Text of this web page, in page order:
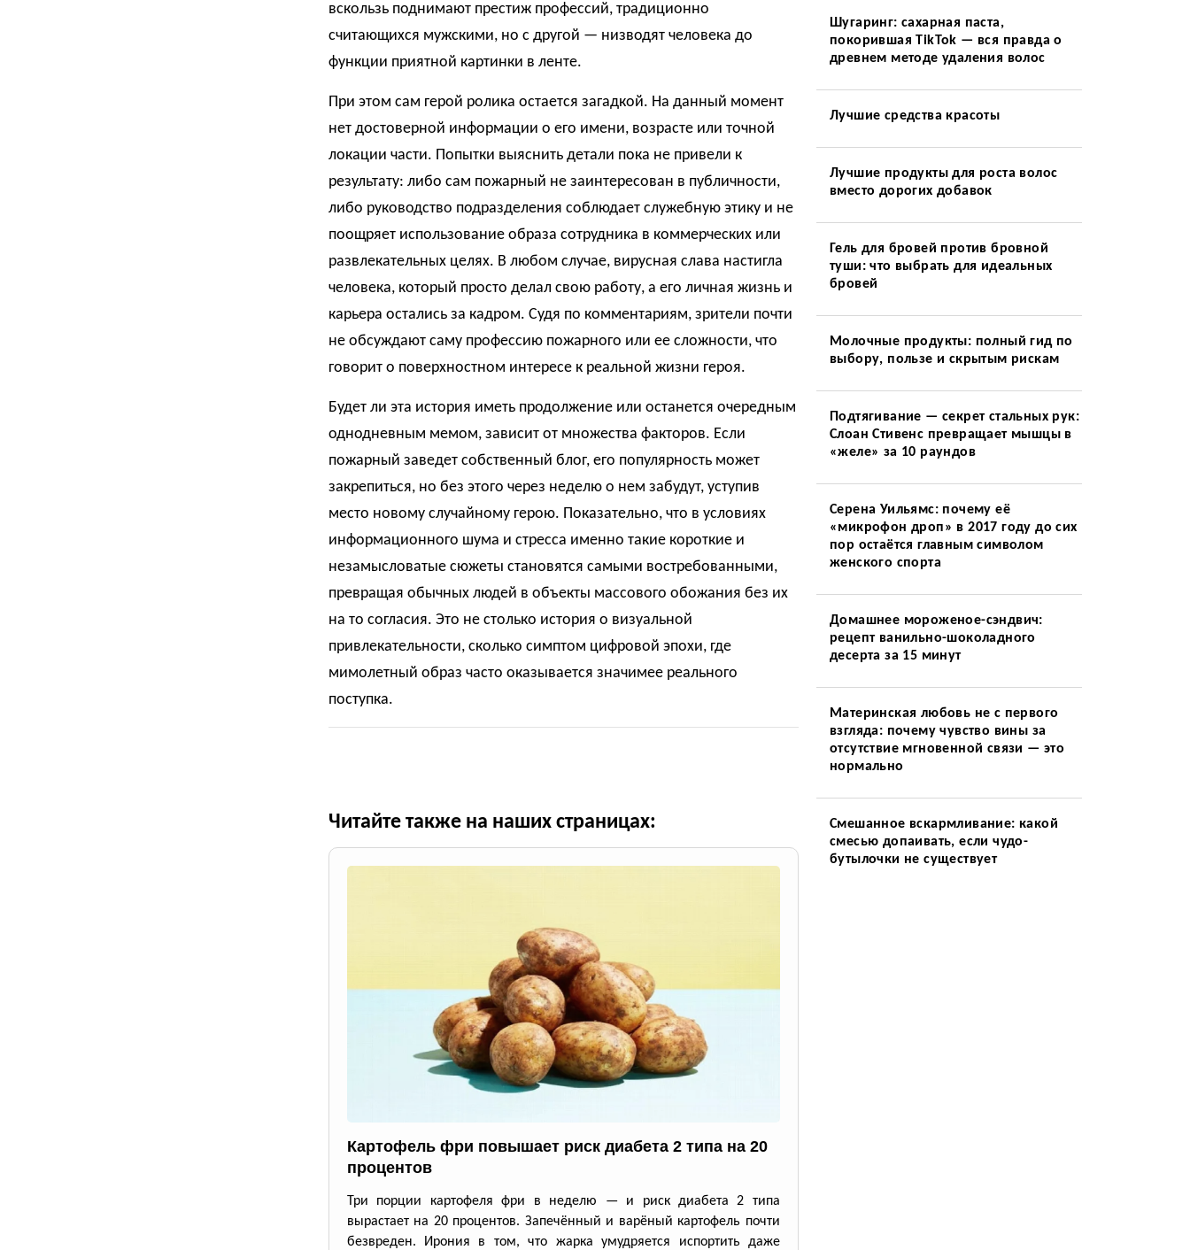
вскользь поднимают престиж профессий, традиционно
считающихся мужскими, но с другой — низводят человека до
функции приятной картинки в ленте.
При этом сам герой ролика остается загадкой. На данный момент
нет достоверной информации о его имени, возрасте или точной
локации части. Попытки выяснить детали пока не привели к
результату: либо сам пожарный не заинтересован в публичности,
либо руководство подразделения соблюдает служебную этику и не
поощряет использование образа сотрудника в коммерческих или
развлекательных целях. В любом случае, вирусная слава настигла
человека, который просто делал свою работу, а его личная жизнь и
карьера остались за кадром. Судя по комментариям, зрители почти
не обсуждают саму профессию пожарного или ее сложности, что
говорит о поверхностном интересе к реальной жизни героя.
Будет ли эта история иметь продолжение или останется очередным
однодневным мемом, зависит от множества факторов. Если
пожарный заведет собственный блог, его популярность может
закрепиться, но без этого через неделю о нем забудут, уступив
место новому случайному герою. Показательно, что в условиях
информационного шума и стресса именно такие короткие и
незамысловатые сюжеты становятся самыми востребованными,
превращая обычных людей в объекты массового обожания без их
на то согласия. Это не столько история о визуальной
привлекательности, сколько симптом цифровой эпохи, где
мимолетный образ часто оказывается значимее реального
поступка.
Читайте также на наших страницах:
Картофель фри повышает риск диабета 2 типа на 20
процентов
Три порции картофеля фри в неделю — и риск диабета 2 типа
вырастает на 20 процентов. Запечённый и варёный картофель почти
безвреден. Ирония в том, что жарка умудряется испортить даже
Шугаринг: сахарная паста,
покорившая TikTok — вся правда о
древнем методе удаления волос
Лучшие средства красоты
Лучшие продукты для роста волос
вместо дорогих добавок
Гель для бровей против бровной
туши: что выбрать для идеальных
бровей
Молочные продукты: полный гид по
выбору, пользе и скрытым рискам
Подтягивание — секрет стальных рук:
Слоан Стивенс превращает мышцы в
«желе» за 10 раундов
Серена Уильямс: почему её
«микрофон дроп» в 2017 году до сих
пор остаётся главным символом
женского спорта
Домашнее мороженое-сэндвич:
рецепт ванильно-шоколадного
десерта за 15 минут
Материнская любовь не с первого
взгляда: почему чувство вины за
отсутствие мгновенной связи — это
нормально
Смешанное вскармливание: какой
смесью допаивать, если чудо-
бутылочки не существует